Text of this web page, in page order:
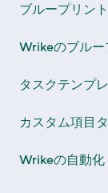
ブループリン
Wrikeのブルー
タスクテンプ
カスタム項目
Wrikeの自動化